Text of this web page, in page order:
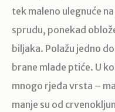
tek maleno ulegnuće
sprudu, ponekad
biljaka. Polažu jedno
brane mlade ptiće. U
mnogo rjeđa vrsta –
manje su od